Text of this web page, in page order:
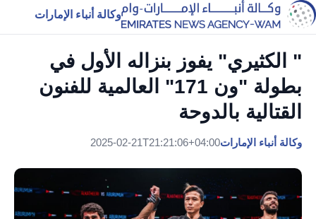
وكالة أنباء الإمارات
" الكثيري" يفوز بنزاله الأول في
بطولة "ون 171" العالمية للفنون
القتالية بالدوحة
وكالة أنباء الإمارات2025-02-21T21:21:06+04:00